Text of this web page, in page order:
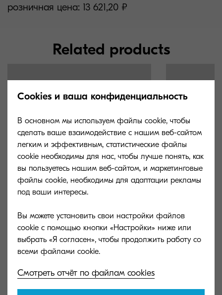
розничная цена: 13 621,20 ₽
Related products
TK-5270M
Magenta toner yield 6,000 pages in
accordance with ISO /IEC 19798.
Yellow toner
Cookies и ваша конфиденциальность
В основном мы используем файлы cookie, чтобы
сделать ваше взаимодействие с нашим веб-сайтом
легким и эффективным, статистические файлы
cookie необходимы для нас, чтобы лучше понять, как
вы пользуетесь нашим веб-сайтом, и маркетинговые
файлы cookie, необходимы для адаптации рекламы
под ваши интересы.
Вы можете установить свои настройки файлов
cookie с помощью кнопки «Настройки» ниже или
выбрать «Я согласен», чтобы продолжить работу со
Смотреть отчёт по файлам cookies